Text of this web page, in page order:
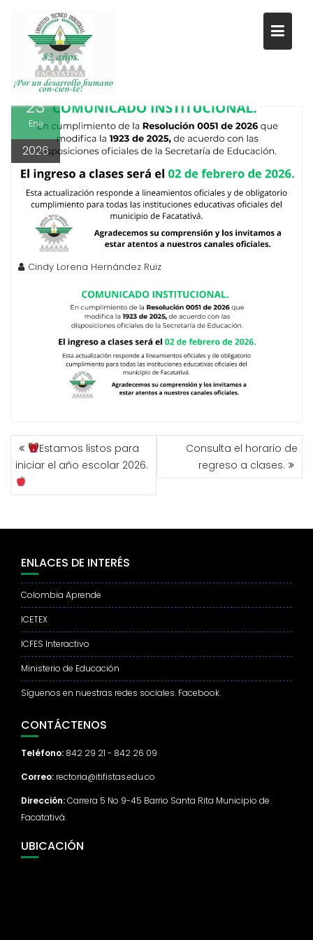
contenidoREGRESO A CLASES
23
Ene
2026
Cindy Lorena Hernández Ruiz
NAVEGACIÓN
DE
ENTRADAS
Estamos listos para
iniciar el año escolar 2026.
Consulta el horario de
regreso a clases.
ENLACES DE INTERÉS
Colombia Aprende
ICETEX
ICFES Interactivo
Ministerio de Educación
Síguenos en nuestras redes sociales. Facebook.
CONTÁCTENOS
Teléfono: 842 29 21 - 842 26 09
Correo: rectoria@itifistas.edu.co
Dirección:Carrera 5 No 9-45 Barrio Santa Rita Municipio de
Facatativá.
UBICACIÓN